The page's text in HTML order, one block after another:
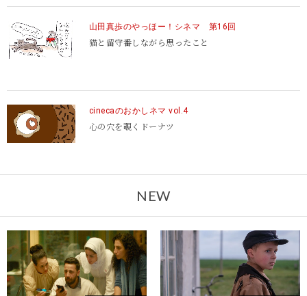
山田真歩のやっほー！シネマ 第16回
猫と留守番しながら思ったこと
cinecaのおかしネマ vol.4
心の穴を覗くドーナツ
NEW